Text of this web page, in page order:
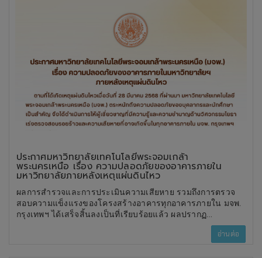
ประกาศมหาวิทยาลัยเทคโนโลยีพระจอมเกล้า
พระนครเหนือ เรื่อง ความปลอดภัยของอาคารภายใน
มหาวิทยาลัยภายหลังเหตุแผ่นดินไหว
ผลการสำรวจและการประเมินความเสียหาย รวมถึงการตรวจ
สอบความแข็งแรงของโครงสร้างอาคารทุกอาคารภายใน มจพ.
กรุงเทพฯ ได้เสร็จสิ้นลงเป็นที่เรียบร้อยแล้ว ผลปรากฏ
ว่า โครงสร้างของอาคารทุกอาคารในมหาวิทยาลัยฯ มีความ
อ่านต่อ